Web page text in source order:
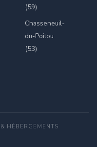
(59)
Chasseneuil-
du-Poitou
(53)
HÉBERGEMENTS